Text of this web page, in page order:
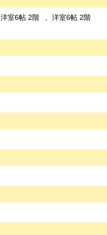
洋室6帖 2階
洋室6帖 2階